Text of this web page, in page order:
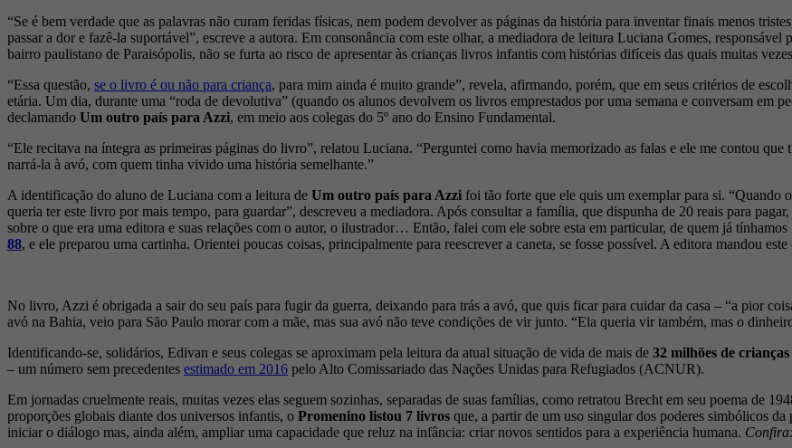
“Se é bem verdade que as palavras não curam feridas físicas, nem podem devolver as páginas da história para inventar finais menos
passar a dor e fazê-la suportável”, escreve a autora. Em consonância com este olhar, a mediadora de leitura Luciana Gomes,
bairro paulistano de Paraisópolis, não se furta ao risco de apresentar às crianças livros infantis com histórias difíceis das quais muitas
“Essa questão, se o livro é ou não para criança, para mim ainda é muito grande”, revela, afirmando, porém, que em seus critérios de
etária. Um dia, durante uma “roda de devolutiva” (quando os alunos devolvem os livros emprestados por uma semana e conversam em
declamando Um outro país para Azzi, em meio aos colegas do 5º ano do Ensino Fundamental.
“Ele recitava na íntegra as primeiras páginas do livro”, relatou Luciana. “Perguntei como havia memorizado as falas e ele me contou
narrá-la à avó, com quem tinha vivido uma história semelhante.”
A identificação do aluno de Luciana com a leitura de Um outro país para Azzi foi tão forte que ele quis um exemplar para si. “Quando
queria ter este livro por mais tempo, para guardar”, descreveu a mediadora. Após consultar a família, que dispunha de 20 reais para
sobre o que era uma editora e suas relações com o autor, o ilustrador… Então, falei com ele sobre esta em particular, de quem já
88, e ele preparou uma cartinha. Orientei poucas coisas, principalmente para reescrever a caneta, se fosse possível. A editora mandou
No livro, Azzi é obrigada a sair do seu país para fugir da guerra, deixando para trás a avó, que quis ficar para cuidar da casa – “a pior
avó na Bahia, veio para São Paulo morar com a mãe, mas sua avó não teve condições de vir junto. “Ela queria vir também, mas o
Identificando-se, solidários, Edivan e seus colegas se aproximam pela leitura da atual situação de vida de mais de 32 milhões de
– um número sem precedentes estimado em 2016 pelo Alto Comissariado das Nações Unidas para Refugiados (ACNUR).
Em jornadas cruelmente reais, muitas vezes elas seguem sozinhas, separadas de suas famílias, como retratou Brecht em seu poema de
proporções globais diante dos universos infantis, o Promenino listou 7 livros que, a partir de um uso singular dos poderes simbólicos
iniciar o diálogo mas, ainda além, ampliar uma capacidade que reluz na infância: criar novos sentidos para a experiência humana. Confira: